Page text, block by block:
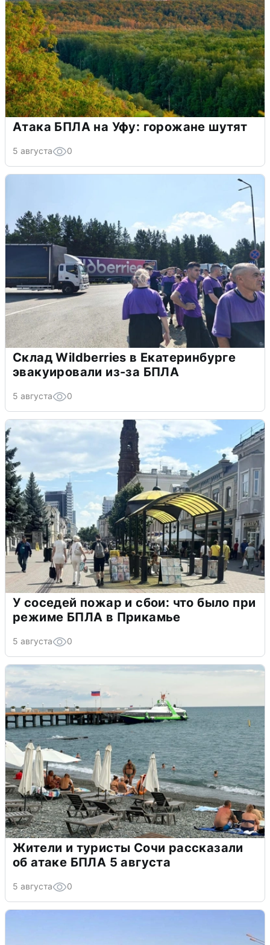
Атака БПЛА на Уфу: горожане шутят
5 августа 0
Склад Wildberries в Екатеринбурге
эвакуировали из-за БПЛА
5 августа 0
У соседей пожар и сбои: что было при
режиме БПЛА в Прикамье
5 августа 0
Жители и туристы Сочи рассказали
об атаке БПЛА 5 августа
5 августа 0